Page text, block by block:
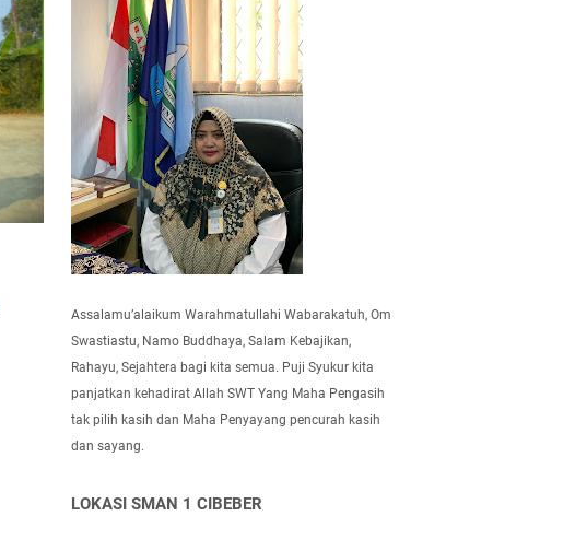
Assalamu’alaikum Warahmatullahi Wabarakatuh, Om
Swastiastu, Namo Buddhaya, Salam Kebajikan,
Rahayu, Sejahtera bagi kita semua. Puji Syukur kita
panjatkan kehadirat Allah SWT Yang Maha Pengasih
tak pilih kasih dan Maha Penyayang pencurah kasih
dan sayang.
LOKASI SMAN 1 CIBEBER